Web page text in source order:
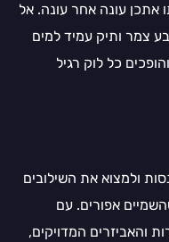
אתכן עונה אחר עונה. אל
צמר ותיק עמיד למים
כל לוק רגיל
ולמצוא את השילובים
אפורים. עם
והאביזרים המדויקים,